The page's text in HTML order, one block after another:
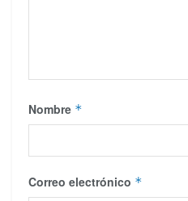
Nombre *
Correo electrónico *